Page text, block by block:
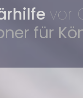
vor
für